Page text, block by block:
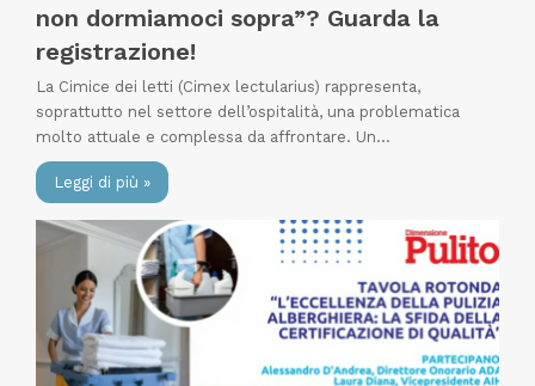
non dormiamoci sopra”? Guarda la
registrazione!
La Cimice dei letti (Cimex lectularius) rappresenta,
soprattutto nel settore dell’ospitalità, una problematica
molto attuale e complessa da affrontare. Un…
Leggi di più »